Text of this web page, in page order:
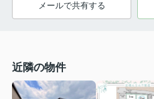
メールで共有する
近隣の物件